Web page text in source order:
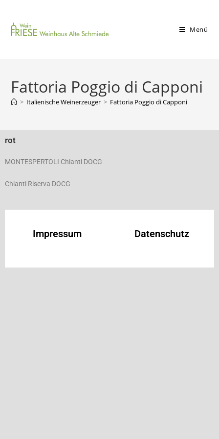
Menü
Fattoria Poggio di Capponi
> Italienische Weinerzeuger > Fattoria Poggio di Capponi
rot
MONTESPERTOLI Chianti DOCG
Chianti Riserva DOCG
Impressum Datenschutz